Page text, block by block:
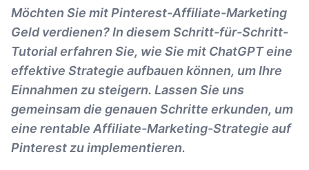
Möchten Sie mit Pinterest-Affiliate-Marketing
Geld verdienen? In diesem Schritt-für-Schritt-
Tutorial erfahren Sie, wie Sie mit ChatGPT eine
effektive Strategie aufbauen können, um Ihre
Einnahmen zu steigern. Lassen Sie uns
gemeinsam die genauen Schritte erkunden, um
eine rentable Affiliate-Marketing-Strategie auf
Pinterest zu implementieren.